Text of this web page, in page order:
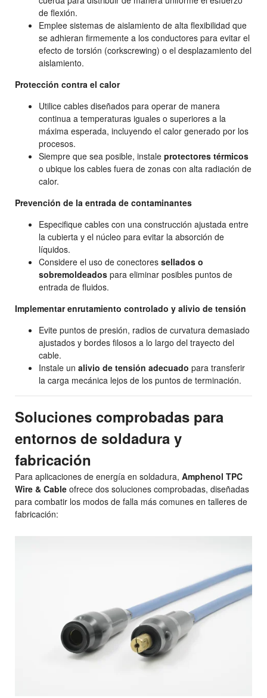
de flexión.
Emplee sistemas de aislamiento de alta flexibilidad que
se adhieran firmemente a los conductores para evitar el
efecto de torsión (corkscrewing) o el desplazamiento del
aislamiento.
Protección contra el calor
Utilice cables diseñados para operar de manera
continua a temperaturas iguales o superiores a la
máxima esperada, incluyendo el calor generado por los
procesos.
Siempre que sea posible, instale protectores térmicos
o ubique los cables fuera de zonas con alta radiación de
calor.
Prevención de la entrada de contaminantes
Especifique cables con una construcción ajustada entre
la cubierta y el núcleo para evitar la absorción de
líquidos.
Considere el uso de conectores sellados o
sobremoldeados para eliminar posibles puntos de
entrada de fluidos.
Implementar enrutamiento controlado y alivio de tensión
Evite puntos de presión, radios de curvatura demasiado
ajustados y bordes filosos a lo largo del trayecto del
cable.
Instale un alivio de tensión adecuado para transferir
la carga mecánica lejos de los puntos de terminación.
Soluciones comprobadas para
entornos de soldadura y
fabricación
Para aplicaciones de energía en soldadura, Amphenol TPC
Wire & Cable ofrece dos soluciones comprobadas, diseñadas
para combatir los modos de falla más comunes en talleres de
fabricación: